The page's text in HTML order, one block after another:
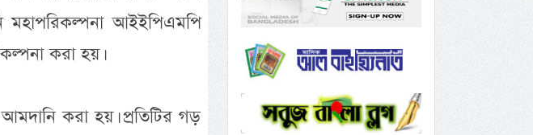
মহাপরিকল্পনা আইইপিএমপি
করা হয়।
করা হয়। প্রতিটির গড়